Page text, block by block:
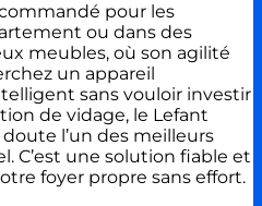
pour les
ou dans des
meubles, où son agilité
un appareil
sans vouloir investir
de vidage, le Lefant
l’un des meilleurs
C’est une solution fiable et
foyer propre sans effort.